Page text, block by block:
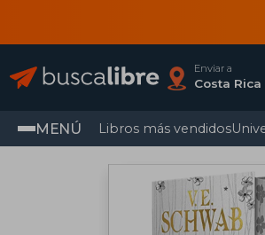
Enviar a
Costa Rica
MENÚ Libros más vendidos